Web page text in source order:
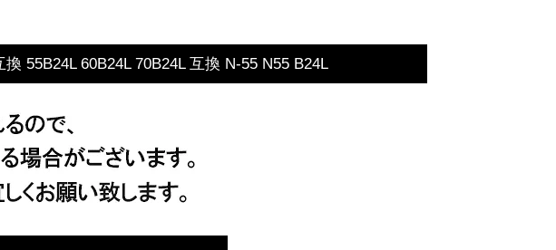
55B24L 60B24L 70B24L 互換 N-55 N55 B24L